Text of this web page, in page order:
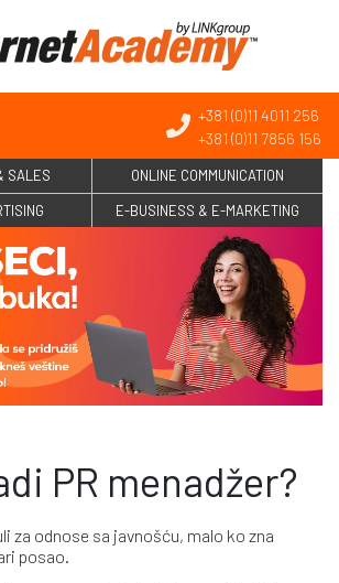
+381 (0)11 4011 256
+381 (0)11 7856 156
SALES
ONLINE COMMUNICATION
E-BUSINESS & E-MARKETING
PR menadžer?
za odnose sa javnošću, malo ko zna
posao.